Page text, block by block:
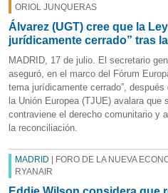
ORIOL JUNQUERAS
Álvarez (UGT) cree que la
jurídicamente cerrado” tras
MADRID, 17 de julio. El secretario
aseguró, en el marco del Fórum
tema jurídicamente cerrado”,
la Unión Europea (TJUE) avalara que
contraviene el derecho comunitario y
la reconciliación.
MADRID | FORO DE LA NUEVA
RYANAIR